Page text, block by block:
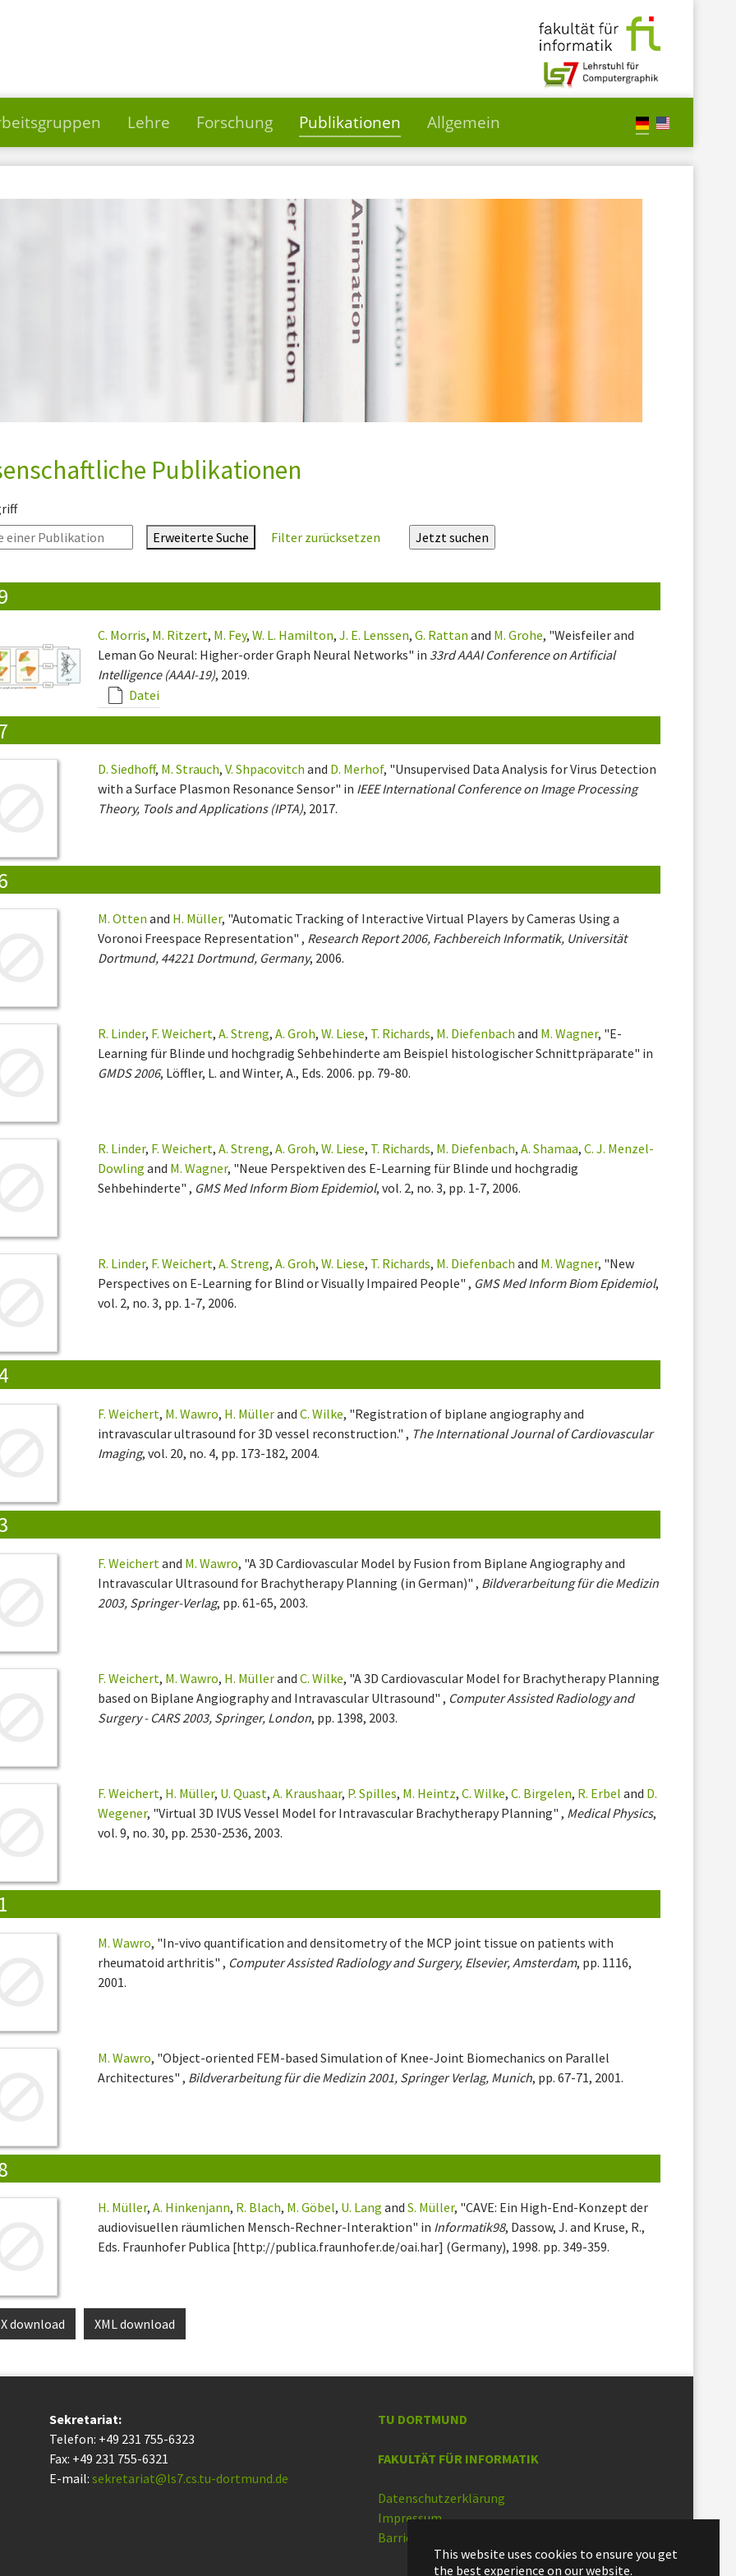
This website uses cookies to ensure you get
the best experience on our website.
Lehre Forschung Publikationen Allgemein
Publikationen
Erweiterte Suche
Filter zurücksetzen
C. Morris, M. Ritzert, M. Fey,W. L. Hamilton,J. E. Lenssen,G. Rattan and M. Grohe, "Weisfeiler and
Leman Go Neural: Higher-order Graph Neural Networks" in 33rd AAAI Conference on Artificial
Intelligence (AAAI-19), 2019.
Datei
D. Siedhoff, M. Strauch,V. Shpacovitch and D. Merhof, "Unsupervised Data Analysis for Virus Detection
with a Surface Plasmon Resonance Sensor" in IEEE International Conference on Image Processing
Theory, Tools and Applications (IPTA), 2017.
M. Otten and H. Müller, "Automatic Tracking of Interactive Virtual Players by Cameras Using a
Voronoi Freespace Representation" , Research Report 2006, Fachbereich Informatik, Universität
Dortmund, 44221 Dortmund, Germany, 2006.
R. Linder, F. Weichert,A. Streng,A. Groh,W. Liese, T. Richards, M. Diefenbach and M. Wagner, "E-
Learning für Blinde und hochgradig Sehbehinderte am Beispiel histologischer Schnittpräparate" in
GMDS 2006, Löffler, L. and Winter, A., Eds. 2006. pp. 79-80.
R. Linder, F. Weichert,A. Streng,A. Groh,W. Liese, T. Richards, M. Diefenbach,A. Shamaa,C. J. Menzel-
Dowling and M. Wagner, "Neue Perspektiven des E-Learning für Blinde und hochgradig
Sehbehinderte" , GMS Med Inform Biom Epidemiol, vol. 2, no. 3, pp. 1-7, 2006.
R. Linder, F. Weichert,A. Streng,A. Groh,W. Liese, T. Richards, M. Diefenbach and M. Wagner, "New
Perspectives on E-Learning for Blind or Visually Impaired People" , GMS Med Inform Biom Epidemiol,
vol. 2, no. 3, pp. 1-7, 2006.
F. Weichert, M. Wawro, H. MüllerandC. Wilke, "Registration of biplane angiography and
intravascular ultrasound for 3D vessel reconstruction." , The International Journal of Cardiovascular
Imaging, vol. 20, no. 4, pp. 173-182, 2004.
F. Weichert and M. Wawro, "A 3D Cardiovascular Model by Fusion from Biplane Angiography and
Intravascular Ultrasound for Brachytherapy Planning (in German)" , Bildverarbeitung für die Medizin
2003, Springer-Verlag, pp. 61-65, 2003.
F. Weichert, M. Wawro, H. MüllerandC. Wilke, "A 3D Cardiovascular Model for Brachytherapy Planning
based on Biplane Angiography and Intravascular Ultrasound" , Computer Assisted Radiology and
Surgery - CARS 2003, Springer, London, pp. 1398, 2003.
F. Weichert, H. Müller, U. Quast,A. Kraushaar, P. Spilles, M. Heintz,C. Wilke,C. Birgelen, R. Erbel and D.
Wegener, "Virtual 3D IVUS Vessel Model for Intravascular Brachytherapy Planning" , Medical Physics,
vol. 9, no. 30, pp. 2530-2536, 2003.
M. Wawro, "In-vivo quantification and densitometry of the MCP joint tissue on patients with
rheumatoid arthritis" , Computer Assisted Radiology and Surgery, Elsevier, Amsterdam, pp. 1116,
2001.
M. Wawro, "Object-oriented FEM-based Simulation of Knee-Joint Biomechanics on Parallel
Architectures" , Bildverarbeitung für die Medizin 2001, Springer Verlag, Munich, pp. 67-71, 2001.
H. Müller,A. Hinkenjann, R. Blach, M. Göbel, U. Lang andS. Müller, "CAVE: Ein High-End-Konzept der
audiovisuellen räumlichen Mensch-Rechner-Interaktion" in Informatik98, Dassow, J. and Kruse, R.,
Eds. Fraunhofer Publica [http://publica.fraunhofer.de/oai.har] (Germany), 1998. pp. 349-359.
download XML download
Sekretariat:
Telefon: +49 231 755-6323
Fax: +49 231 755-6321
E-mail: sekretariat@ls7.cs.tu-dortmund.de
TU DORTMUND
FAKULTÄT FÜR INFORMATIK
Datenschutzerklärung
Impressum
Barrierefreiheit